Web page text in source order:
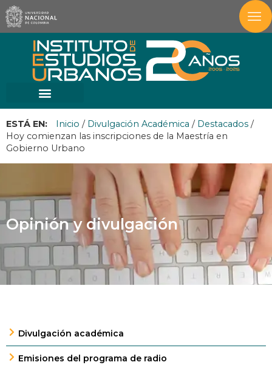
ESTÁ EN: Inicio / Divulgación Académica / Destacados /
Hoy comienzan las inscripciones de la Maestría en
Gobierno Urbano
Opinión y divulgación
Divulgación académica
Emisiones del programa de radio